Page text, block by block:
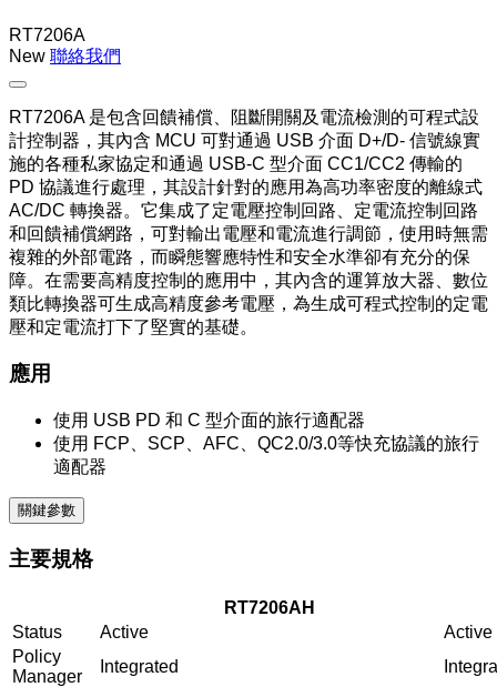
RT7206A
New 聯絡我們
RT7206A 是包含回饋補償、阻斷開關及電流檢測的可程式設
計控制器，其內含 MCU 可對通過 USB 介面 D+/D- 信號線實
施的各種私家協定和通過 USB-C 型介面 CC1/CC2 傳輸的
PD 協議進行處理，其設計針對的應用為高功率密度的離線式
AC/DC 轉換器。它集成了定電壓控制回路、定電流控制回路
和回饋補償網路，可對輸出電壓和電流進行調節，使用時無需
複雜的外部電路，而瞬態響應特性和安全水準卻有充分的保
障。在需要高精度控制的應用中，其內含的運算放大器、數位
類比轉換器可生成高精度參考電壓，為生成可程式控制的定電
壓和定電流打下了堅實的基礎。
應用
使用 USB PD 和 C 型介面的旅行適配器
使用 FCP、SCP、AFC、QC2.0/3.0等快充協議的旅行
適配器
關鍵參數
主要規格
RT7206AH
Status
Active
Active
Policy
Manager
Integrated